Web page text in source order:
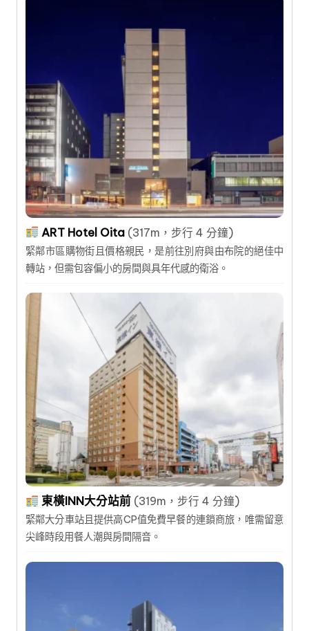
ART Hotel Oita (317m，步行 4 分鐘)
緊鄰市區購物街且價格親民，是前往別府與由布院的絕佳中
轉站，但需包容偏小的房間與具年代感的衛浴。
東橫INN大分站前 (319m，步行 4 分鐘)
緊鄰大分車站且提供高CP值免費早餐的連鎖商旅，唯需留意
尖峰時段用餐人潮與房間隔音。